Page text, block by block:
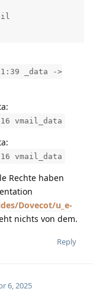
_data ->
vmail_data
vmail_data
Rechte haben
Dovecot/u_e-
nichts von dem.
Reply
6, 2025